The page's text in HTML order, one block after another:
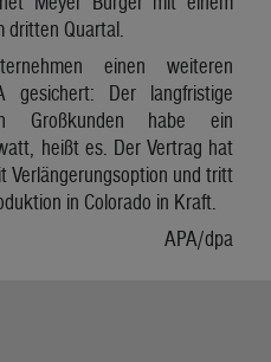
dritten Quartal.
einen weiteren
gesichert: Der langfristige
Großkunden habe ein
heißt es. Der Vertrag hat
Verlängerungsoption und tritt
in Colorado in Kraft.
APA/dpa